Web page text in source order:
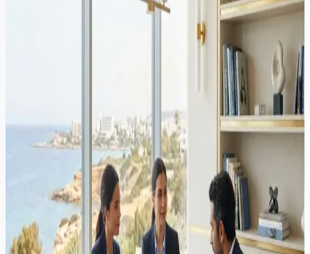
Conversia permisului de conducere în Cipru: ghid 2026
Majoritatea rezidenților străini care intenționează să conducă în
continuare în Cipru trebuie, în cele din urmă, să își schimbe permisul
cu unul local. Iată cum funcționează conversia — eligibilitate, regula
de rezidență de 185 de zile, cererea TOM 7D și ce încetinește
9 min de citit
Numărul ARC în Cipru: Ce este, cine are nevoie de el și cum
să-l obțineți (2026)